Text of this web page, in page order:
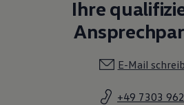
Ihre
E-Mail
+49 7303